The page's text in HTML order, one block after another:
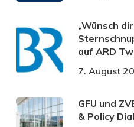
„Wünsch
auf ARD
7. August
GFU und
& Policy